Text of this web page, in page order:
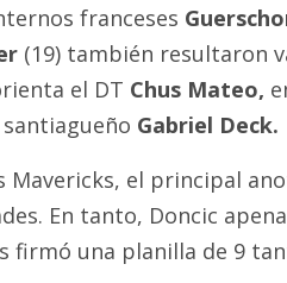
franceses
(19) también resultaron
el DT Chus Mateo,
Gabriel Deck.
Mavericks, el principal
En tanto, Doncic
firmó una planilla de 9